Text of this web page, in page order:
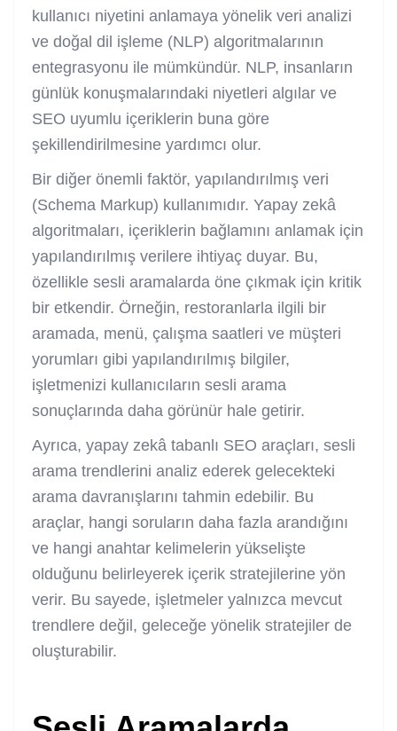
kullanıcı niyetini anlamaya yönelik veri analizi
ve doğal dil işleme (NLP) algoritmalarının
entegrasyonu ile mümkündür. NLP, insanların
günlük konuşmalarındaki niyetleri algılar ve
SEO uyumlu içeriklerin buna göre
şekillendirilmesine yardımcı olur.
Bir diğer önemli faktör, yapılandırılmış veri
(Schema Markup) kullanımıdır. Yapay zekâ
algoritmaları, içeriklerin bağlamını anlamak için
yapılandırılmış verilere ihtiyaç duyar. Bu,
özellikle sesli aramalarda öne çıkmak için kritik
bir etkendir. Örneğin, restoranlarla ilgili bir
aramada, menü, çalışma saatleri ve müşteri
yorumları gibi yapılandırılmış bilgiler,
işletmenizi kullanıcıların sesli arama
sonuçlarında daha görünür hale getirir.
Ayrıca, yapay zekâ tabanlı SEO araçları, sesli
arama trendlerini analiz ederek gelecekteki
arama davranışlarını tahmin edebilir. Bu
araçlar, hangi soruların daha fazla arandığını
ve hangi anahtar kelimelerin yükselişte
olduğunu belirleyerek içerik stratejilerine yön
verir. Bu sayede, işletmeler yalnızca mevcut
trendlere değil, geleceğe yönelik stratejiler de
oluşturabilir.